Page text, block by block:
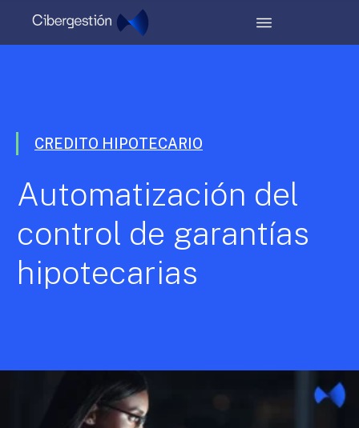
CREDITO HIPOTECARIO
Automatización del
control de garantías
hipotecarias